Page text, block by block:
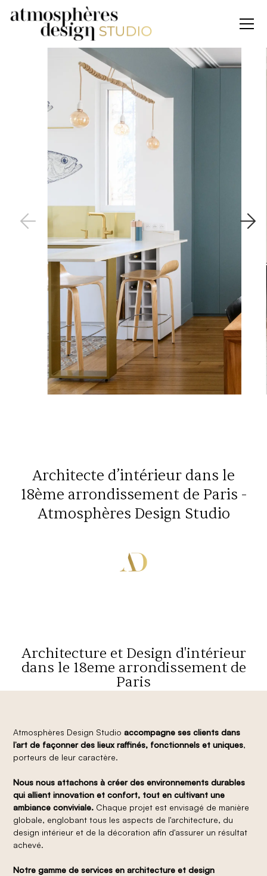
Architecte d’intérieur dans le
18ème arrondissement de Paris -
Atmosphères Design Studio
Architecture et Design d'intérieur
dans le 18eme arrondissement de
Paris
Atmosphères Design Studioaccompagne ses clients dans
l’art de façonner des lieux raffinés, fonctionnels et uniques,
porteurs de leur caractère.
Nous nous attachons à créer des environnements durables
qui allient innovation et confort, tout en cultivant une
ambiance conviviale. Chaque projet est envisagé de manière
globale, englobant tous les aspects de l'architecture, du
design intérieur et de la décoration afin d'assurer un résultat
achevé.
Notre gamme de services en architecture et design